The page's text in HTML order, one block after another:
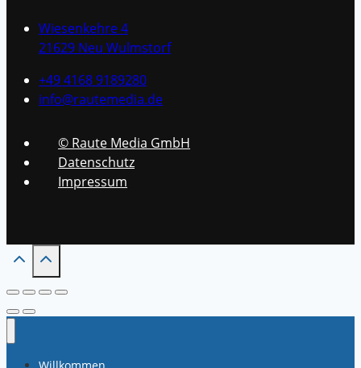
Wiesenkehre 4
21629 Neu Wulmstorf
+49 4168 9189280
info@rautemedia.de
© Raute Media GmbH
Datenschutz
Impressum